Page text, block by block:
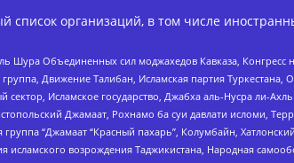
организаций, в том числе
Шура Объединенных сил моджахедов Кавказа, Конгресс
Движение Талибан, Исламская партия
сектор, Исламское государство, Джабха аль-Нусра ли-
Джамаат, Рохнамо ба суи давлати исломи,
группа “Джамаат “Красный пахарь”, Колумбайн,
исламского возрождения Таджикистана, Народная